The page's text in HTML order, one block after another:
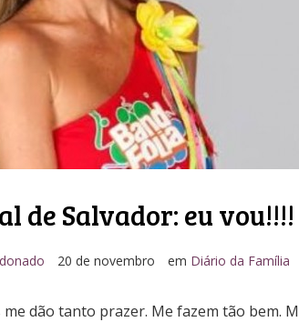
de Salvador: eu vou!!!!
20 de novembro em Diário da Família
me dão tanto prazer. Me fazem tão bem.